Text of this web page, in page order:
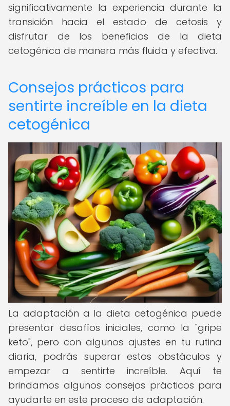
significativamente la experiencia durante la
transición hacia el estado de cetosis y
disfrutar de los beneficios de la dieta
cetogénica de manera más fluida y efectiva.
Consejos prácticos para
sentirte increíble en la dieta
cetogénica
La adaptación a la dieta cetogénica puede
presentar desafíos iniciales, como la "gripe
keto", pero con algunos ajustes en tu rutina
diaria, podrás superar estos obstáculos y
empezar a sentirte increíble. Aquí te
brindamos algunos consejos prácticos para
ayudarte en este proceso de adaptación.